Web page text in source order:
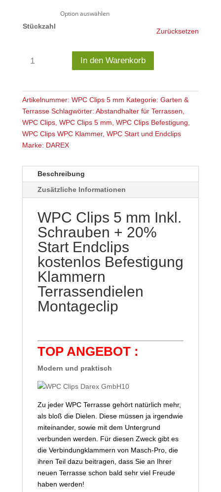
Stückzahl
Zurücksetzen
Clips
Inkl.
Schrauben
+
20%
Start
Befestigung
Klammern
Terrassendielen
Menge
In den Warenkorb
Artikelnummer: WPC Clips 5 mm Kategorie: Garten &
Terrasse Schlagwörter: Abstandhalter für Terrassen
WPC Clips, WPC Clips 5 mm WPC Clips Befestigung
WPC Clips WPC Klammer, WPC Start und Endclips
Marke: DAREX
Beschreibung
Zusätzliche Informationen
WPC Clips 5 mm Inkl.
Schrauben + 20%
Start Endclips
kostenlos Befestigung
Klammern
Terrassendielen
Montageclip
TOP ANGEBOT :
Modern und praktisch
Zu jeder WPC Terrasse gehört natürlich mehr,
als bloß die Dielen. Diese müssen ja irgendwie
miteinander, sowie mit dem Untergrund
verbunden werden. Für diesen Zweck gibt es
die Verbindungklammern von Masch-Pro, die
ihren Teil dazu beitragen, dass Sie an Ihrer
neuen Terrasse schon bald sehr viel Freude
haben werden!